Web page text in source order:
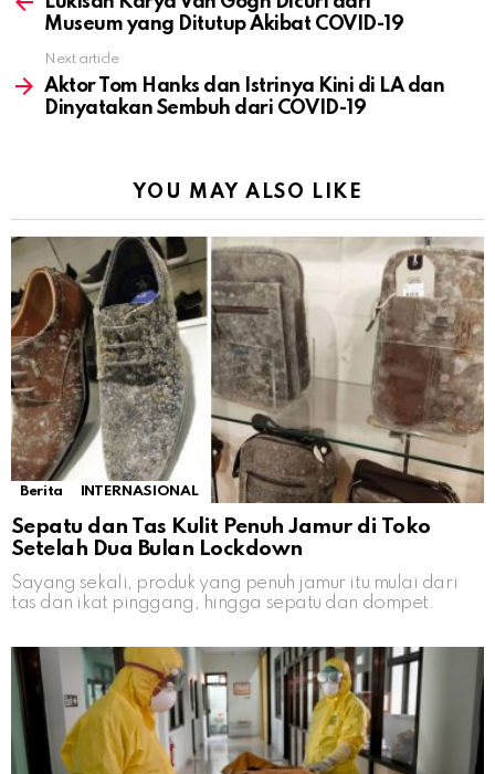
Museum yang Ditutup Akibat COVID-19
Next article
Aktor Tom Hanks dan Istrinya Kini di LA dan
Dinyatakan Sembuh dari COVID-19
YOU MAY ALSO LIKE
Berita INTERNASIONAL
Sepatu dan Tas Kulit Penuh Jamur di Toko
Setelah Dua Bulan Lockdown
Sayang sekali, produk yang penuh jamur itu mulai dari
tas dan ikat pinggang, hingga sepatu dan dompet.